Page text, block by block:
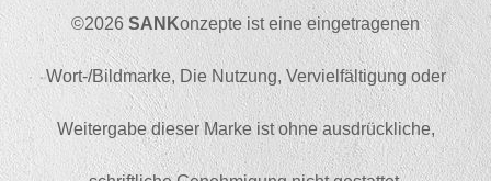
©2026SANKonzepte ist eine eingetragenen
Wort-/Bildmarke, Die Nutzung, Vervielfältigung oder
Weitergabe dieser Marke ist ohne ausdrückliche,